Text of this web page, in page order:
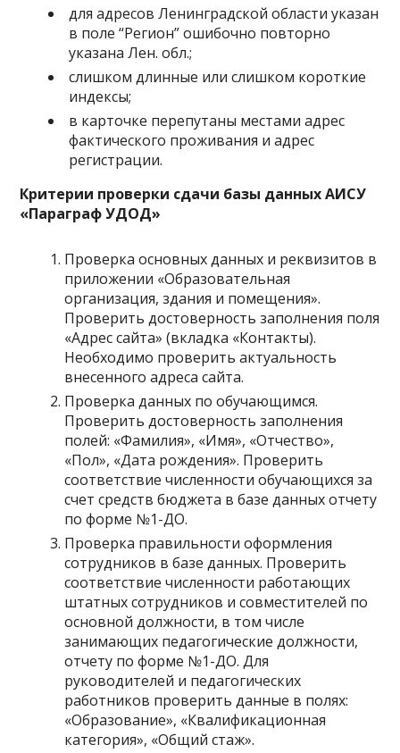
для адресов Ленинградской области указан
в поле “Регион” ошибочно повторно
указана Лен. обл.;
слишком длинные или слишком короткие
индексы;
в карточке перепутаны местами адрес
фактического проживания и адрес
регистрации.
Критерии проверки сдачи базы данных АИСУ
«Параграф УДОД»
Проверка основных данных и реквизитов в
приложении «Образовательная
организация, здания и помещения».
Проверить достоверность заполнения поля
«Адрес сайта» (вкладка «Контакты).
Необходимо проверить актуальность
внесенного адреса сайта.
Проверка данных по обучающимся.
Проверить достоверность заполнения
полей: «Фамилия», «Имя», «Отчество»,
«Пол», «Дата рождения». Проверить
соответствие численности обучающихся за
счет средств бюджета в базе данных отчету
по форме №1-ДО.
Проверка правильности оформления
сотрудников в базе данных. Проверить
соответствие численности работающих
штатных сотрудников и совместителей по
основной должности, в том числе
занимающих педагогические должности,
отчету по форме №1-ДО. Для
руководителей и педагогических
работников проверить данные в полях:
«Образование», «Квалификационная
категория», «Общий стаж».